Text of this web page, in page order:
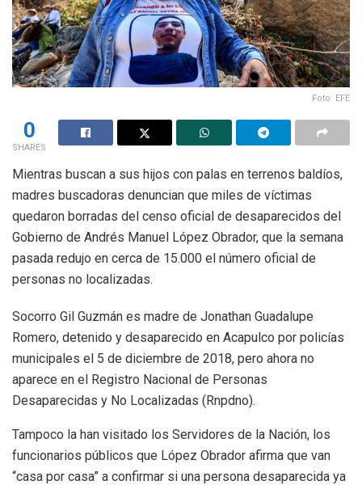
Foto: EFE
0
SHARES
Mientras buscan a sus hijos con palas en terrenos baldíos,
madres buscadoras denuncian que miles de víctimas
quedaron borradas del censo oficial de desaparecidos del
Gobierno de Andrés Manuel López Obrador, que la semana
pasada redujo en cerca de 15.000 el número oficial de
personas no localizadas.
Socorro Gil Guzmán es madre de Jonathan Guadalupe
Romero, detenido y desaparecido en Acapulco por policías
municipales el 5 de diciembre de 2018, pero ahora no
aparece en el Registro Nacional de Personas
Desaparecidas y No Localizadas (Rnpdno).
Tampoco la han visitado los Servidores de la Nación, los
funcionarios públicos que López Obrador afirma que van
“casa por casa” a confirmar si una persona desaparecida ya